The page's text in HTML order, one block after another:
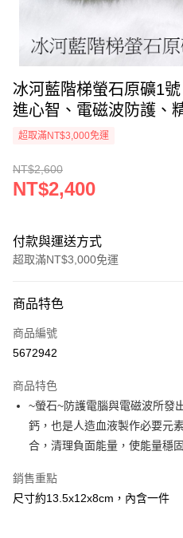
冰河藍階梯螢石原礦1
進心智、電磁波防護、
超取滿NT$3,000免運
NT$2,600
NT$2,400
付款與運送方式
超取滿NT$3,000免運
信用卡一次付款
超商取貨付款
Apple Pay
街口支付
ATM付款
商品特色
商品編號
5672942
商品特色
~螢石~防護電腦與電磁波所發
鈣，也是人造血液製作必要元
合，清理負面能量，使能量穩
銷售重點
尺寸約13.5x12x8cm，內含一件